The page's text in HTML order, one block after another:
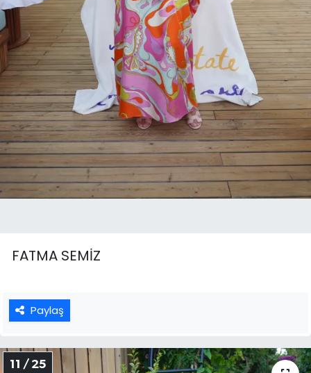
FATMA SEMİZ
Paylaş
11 / 25